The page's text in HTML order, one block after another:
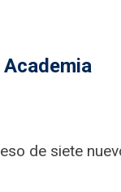
de siete